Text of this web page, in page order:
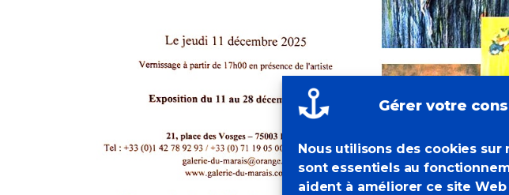
Gérer votre
Nous utilisons des cookies
sont essentiels au
aident à améliorer ce site